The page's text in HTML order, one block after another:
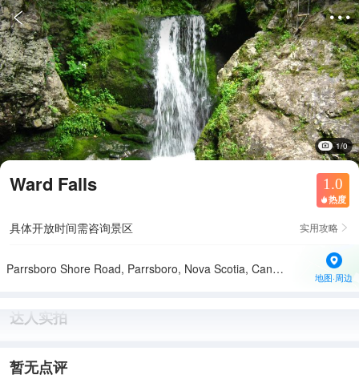
 
1/0
Ward Falls 1.0
 热度
具体开放时间需咨询景区 实用攻略 
Parrsboro Shore Road, Parrsboro, Nova Scotia, Canada
地图·周边
达人实拍
暂无点评